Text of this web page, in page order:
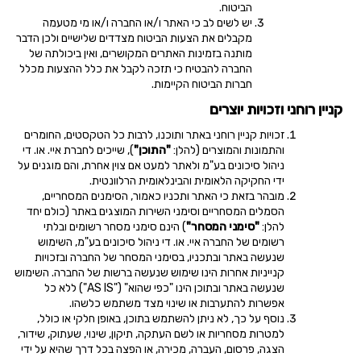
הביטוח.
יש לשים לב כי האתר ו/או החברה ו/או מי מטעמה
מקבלים את הצעות הביטוח מצדדים שלישיים ולכן הדבר
מותנה בזמינות האתרים המקושרים, ואין ביכולתה של
החברה להבטיח כי תזכה לקבל את כלל ההצעות מכלל
חברות הביטוח הקיימות.
קניין רוחני וזכויות יוצרים
זכויות קניין רוחני באתר ותוכנו, לרבות כל הטקסטים, החומרים
והתמונות והמוצרים (להלן:"התוכן"), שייכים לחברת איי. או. די
ניהול סיכונים בע"מ ולאתר למעט אם צוין אחרת, והם מוגנים על
ידי החקיקה הלאומית והבינלאומית הרלוונטית.
מובהר בזאת כי האתר ותכניו כאמור, הסימנים המסחריים,
הסמלים המסחריים וסימני השירות המוצגים באתר (כולם יחד
להלן:"סימני המסחר") הינם סימני מסחר רשומים ובלתי
רשומים של החברה איי. או. די ניהול סיכונים בע"מ, השימוש
שנעשה באתר ובתכניו, בסימני המסחר של החברה ובזכויות
קנייניות אחרות הינו שימוש שנעשה ברשות של החברה. השימוש
שנעשה באתר ובתוכן הינו "כפי שהוא" ("AS IS") ללא כל
אפשרות להתערבות או שינוי מצד משתמש כלשהו.
נוסף על כך, לא ניתן להשתמש בתוכן, באופן חלקי או כולל,
למטרות מסחריות או לשם העתקה, תיקון, שינוי, שעתוק, שידור,
הצגה, פרסום, העברה, מכירה, או הפצה בכל דרך שהיא על ידי